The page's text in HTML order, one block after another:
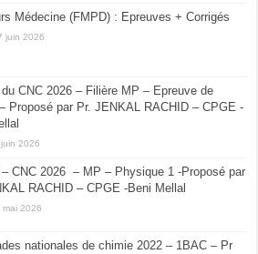
Médecine (FMPD) : Epreuves + Corrigés
juin 2026
CNC 2026 – Filière MP – Epreuve de
Proposé par Pr. JENKAL RACHID – CPGE -
2026
– CNC 2026 – MP – Physique 1 -Proposé par
RACHID – CPGE -Beni Mellal
mai 2026
nationales de chimie 2022 – 1BAC – Pr